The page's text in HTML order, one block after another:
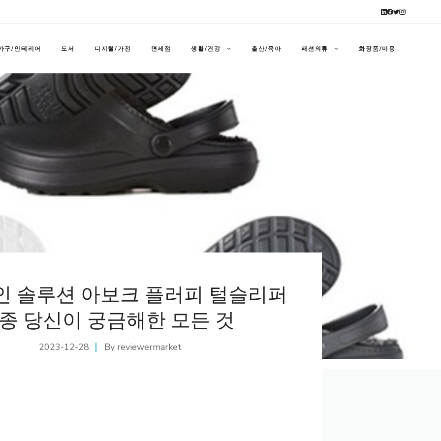
구/인테리어 도서 디지털/가전 면세점 생활/건강 출산/육아 패션의류 화장품/미용
솔루션 아보크 플러피 털슬리퍼
당신이 궁금해한 모든 것
2023-12-28 By reviewermarket